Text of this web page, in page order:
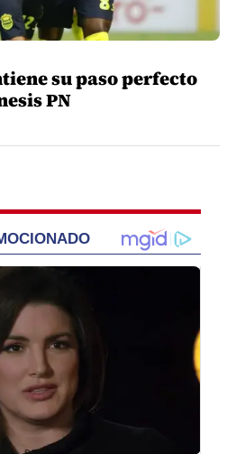
su paso perfecto
PN